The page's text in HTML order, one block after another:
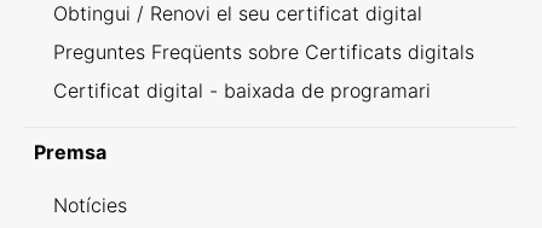
Obtingui / Renovi el seu certificat digital
Preguntes Freqüents sobre Certificats digitals
Certificat digital - baixada de programari
Premsa
Notícies